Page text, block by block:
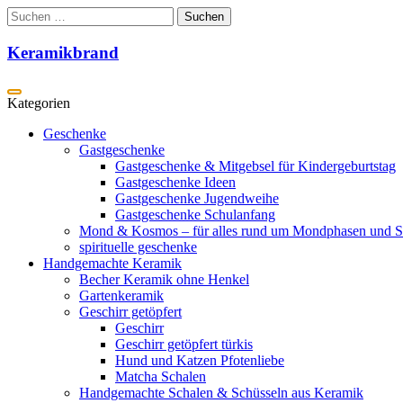
Zum
Inhalt
springen
Suchen
nach:
Keramikbrand
Geschenke
Gastgeschenke
Gastgeschenke & Mitgebsel für Kindergeburtstag
Gastgeschenke Ideen
Gastgeschenke Jugendweihe
Gastgeschenke Schulanfang
Mond & Kosmos – für alles rund um Mondphasen und
spirituelle geschenke
Handgemachte Keramik
Becher Keramik ohne Henkel
Gartenkeramik
Geschirr getöpfert
Geschirr
Geschirr getöpfert türkis
Hund und Katzen Pfotenliebe
Matcha Schalen
Handgemachte Schalen & Schüsseln aus Keramik